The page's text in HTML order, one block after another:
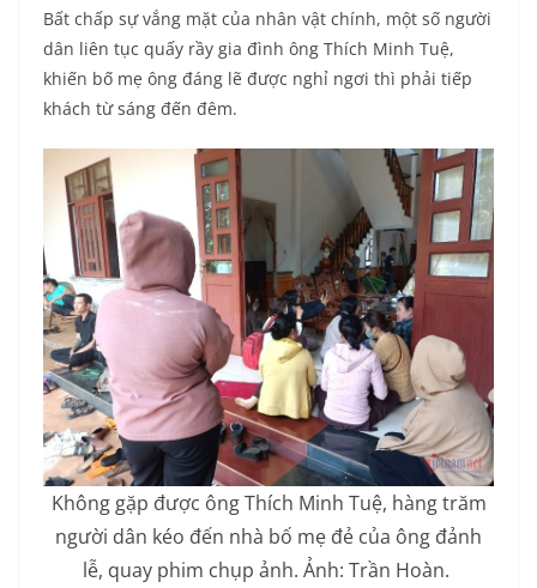
Bất chấp sự vắng mặt của nhân vật chính, một số người
dân liên tục quấy rầy gia đình ông Thích Minh Tuệ,
khiến bố mẹ ông đáng lẽ được nghỉ ngơi thì phải tiếp
khách từ sáng đến đêm.
Không gặp được ông Thích Minh Tuệ, hàng trăm
người dân kéo đến nhà bố mẹ đẻ của ông đảnh
lễ, quay phim chụp ảnh. Ảnh: Trần Hoàn.